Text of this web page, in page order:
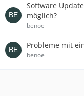
Software
möglich?
benoe
Probleme mit
benoe